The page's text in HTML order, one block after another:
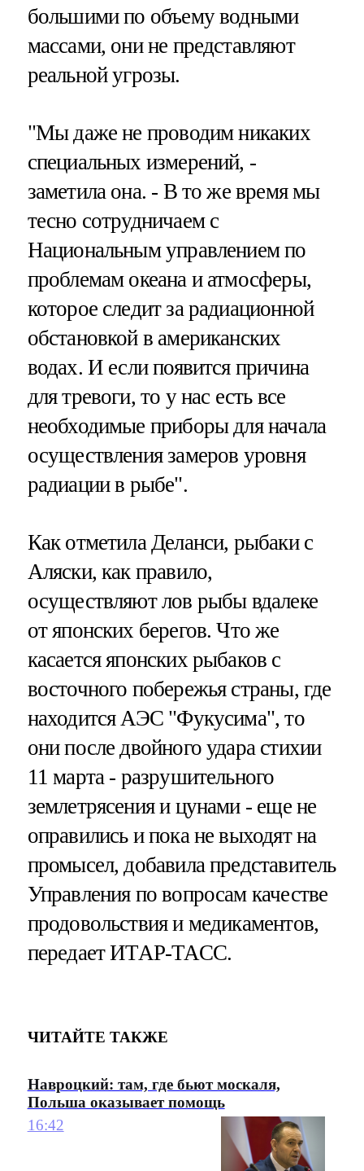
большими по объему водными
массами, они не представляют
реальной угрозы.
"Мы даже не проводим никаких
специальных измерений, -
заметила она. - В то же время мы
тесно сотрудничаем с
Национальным управлением по
проблемам океана и атмосферы,
которое следит за радиационной
обстановкой в американских
водах. И если появится причина
для тревоги, то у нас есть все
необходимые приборы для начала
осуществления замеров уровня
радиации в рыбе".
Как отметила Деланси, рыбаки с
Аляски, как правило,
осуществляют лов рыбы вдалеке
от японских берегов. Что же
касается японских рыбаков с
восточного побережья страны, где
находится АЭС "Фукусима", то
они после двойного удара стихии
11 марта - разрушительного
землетрясения и цунами - еще не
оправились и пока не выходят на
промысел, добавила представитель
Управления по вопросам качестве
продовольствия и медикаментов,
передает ИТАР-ТАСС.
ЧИТАЙТЕ ТАКЖЕ
Навроцкий: там, где бьют москаля,
Польша оказывает помощь
16:42